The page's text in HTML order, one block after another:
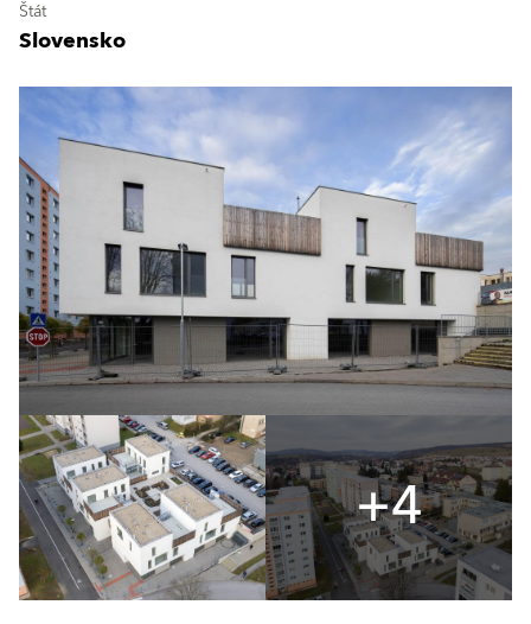
Štát
Slovensko
+4